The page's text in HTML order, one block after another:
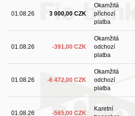
01.08.26 3 000,00 CZK
Okamžitá
příchozí
platba
01.08.26 -391,00 CZK
Okamžitá
odchozí
platba
01.08.26 -6 472,00 CZK
Okamžitá
odchozí
platba
01.08.26 -565,00 CZK
Karetní